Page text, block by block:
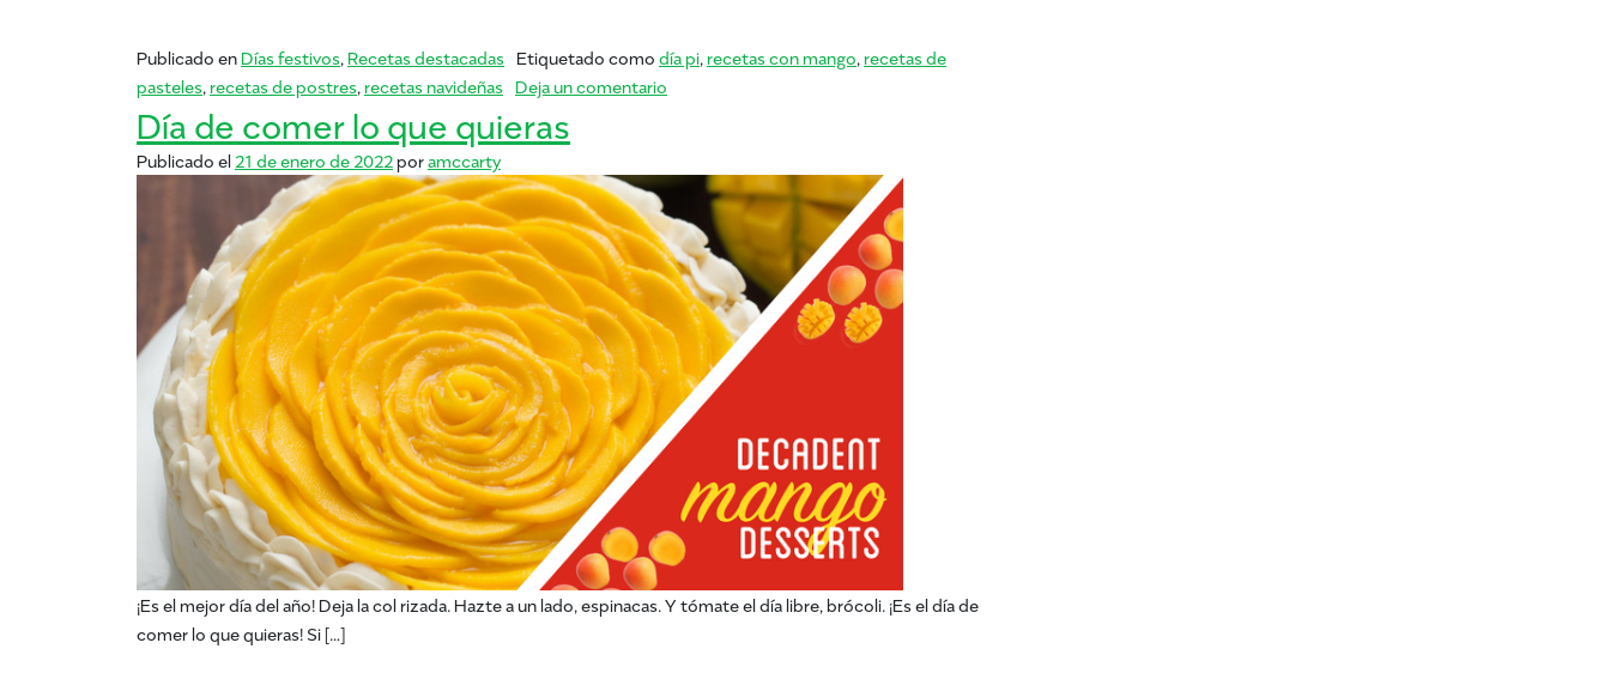
Publicado enDías festivos Recetas destacadas Etiquetado como día pi recetas con mango recetas de
pasteles recetas de postres recetas navideñas Deja un comentario
Día de comer lo que quieras
Publicado el 21 de enero de 2022poramccarty
¡Es el mejor día del año! Deja la col rizada. Hazte a un lado, espinacas. Y tómate el día libre, brócoli. ¡Es el día de
comer lo que quieras! Si […]